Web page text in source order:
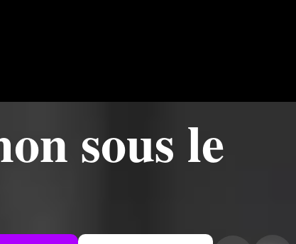
sous le